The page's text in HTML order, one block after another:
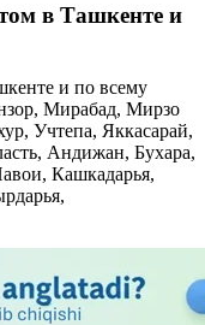
в Ташкенте и
и по всему
Мирабад, Мирзо
Учтепа, Яккасарай,
Андижан, Бухара,
Кашкадарья,